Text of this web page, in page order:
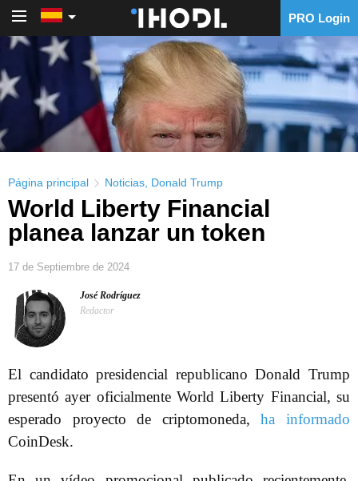
PRO Login
Página principal Noticias Donald Trump
World Liberty Financial
planea lanzar un token
17 de Septiembre de 2024
José Rodríguez
Redactor
El candidato presidencial republicano Donald Trump
presentó ayer oficialmente World Liberty Financial, su
esperado proyecto de criptomoneda,ha informado
CoinDesk.